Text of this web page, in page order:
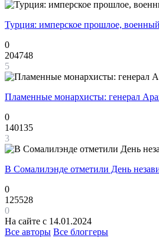
Турция: имперское прошлое,
0
204748
5
Пламенные монархисты: генерал
0
140135
3
В Сомалилэнде отметили День
0
125528
0
На сайте с 14.01.2024
Все авторы Все блоггеры